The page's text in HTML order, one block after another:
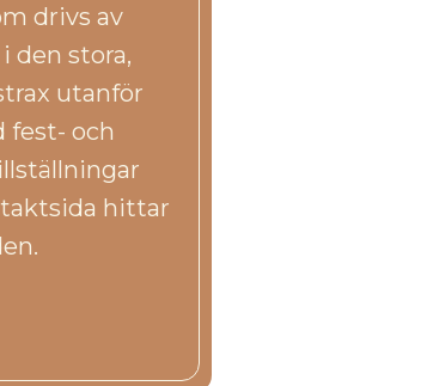
drivs av
den stora,
utanför
fest- och
hittar